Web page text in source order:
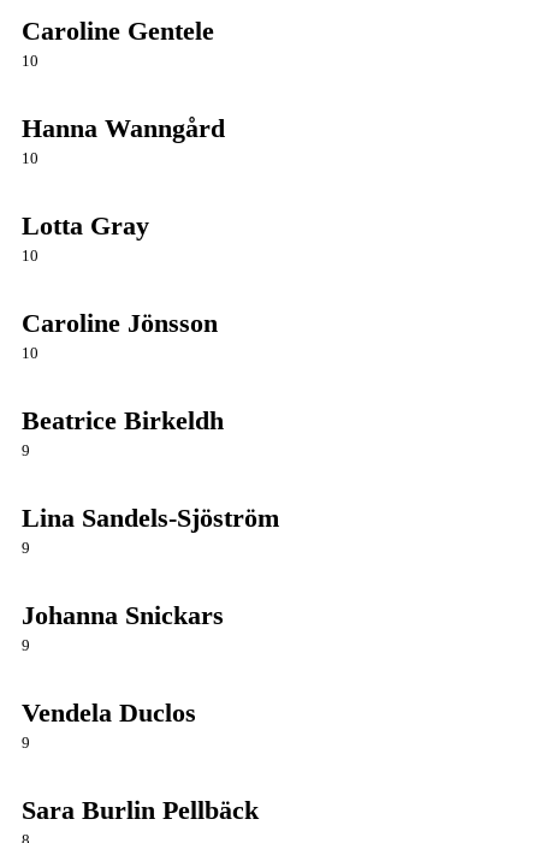
Caroline Gentele
10
Hanna Wanngård
10
Lotta Gray
10
Caroline Jönsson
10
Beatrice Birkeldh
9
Lina Sandels-Sjöström
9
Johanna Snickars
9
Vendela Duclos
9
Sara Burlin Pellbäck